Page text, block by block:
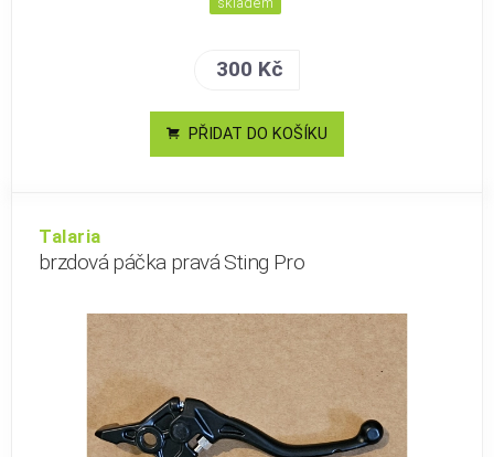
300 Kč
PŘIDAT DO KOŠÍKU
Talaria
brzdová páčka pravá Sting Pro